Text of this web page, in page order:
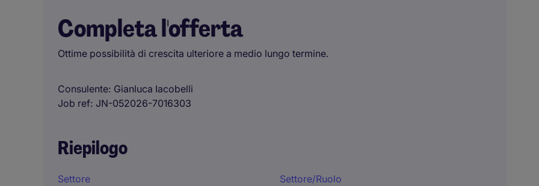
Completa l'offerta
Ottime possibilità di crescita ulteriore a medio lungo termine.
Consulente Gianluca Iacobelli
Job ref JN-052026-7016303
Riepilogo
Settore
Settore/Ruolo